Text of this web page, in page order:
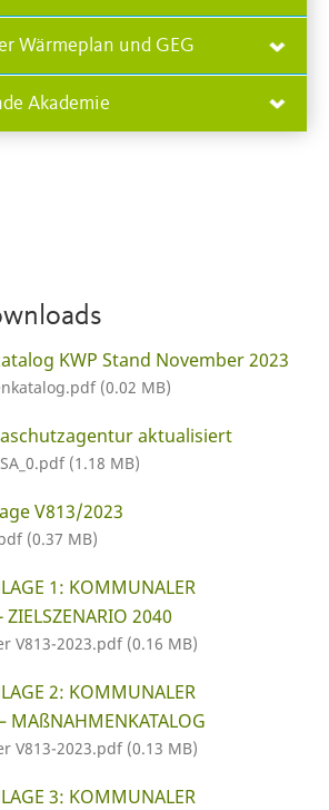
Wärmeplan und GEG
Akademie
KWP Stand November 2023
(0.02 MB)
aktualisiert
(1.18 MB)
V813/2023
(0.37 MB)
1: KOMMUNALER
ZIELSZENARIO 2040
V813-2023.pdf (0.16 MB)
2: KOMMUNALER
MAßNAHMENKATALOG
V813-2023.pdf (0.13 MB)
3: KOMMUNALER